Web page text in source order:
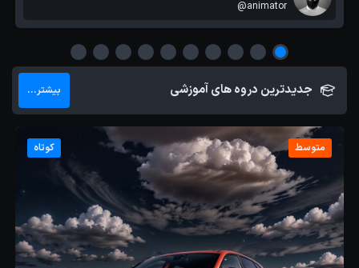
@animator
جدیدترین دروه های آموزشی بیشتر...
متوسط کوتاه